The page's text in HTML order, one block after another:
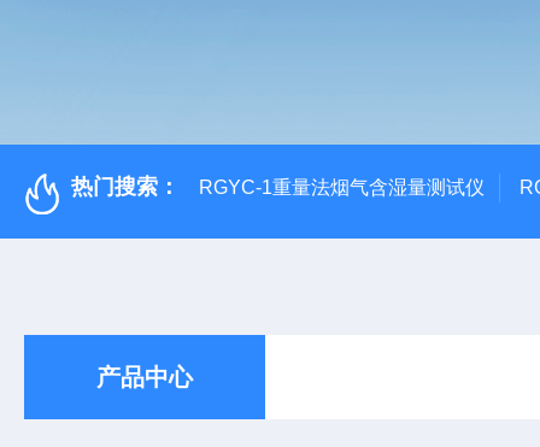
热门搜索： RGYC-1重量法烟气含湿量测试仪
产品中心